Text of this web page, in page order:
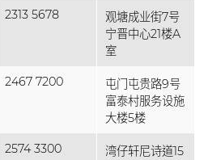
2313 5678
观塘成业街7号
宁晋中心21楼A
室
2467 7200
屯门屯贵路9号
富泰村服务设施
大楼5楼
2574 3300
湾仔轩尼诗道15